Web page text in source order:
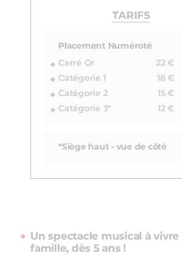
TARIFS
Placement Numéroté
Carré Or
22 €
Catégorie 1
18 €
Catégorie 2
15 €
Catégorie 3*
12 €
*Siège haut - vue de côté
Un spectacle musical à vivre
famille, dès 5 ans !